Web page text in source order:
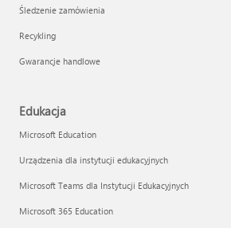
Śledzenie zamówienia
Recykling
Gwarancje handlowe
Edukacja
Microsoft Education
Urządzenia dla instytucji edukacyjnych
Microsoft Teams dla Instytucji Edukacyjnych
Microsoft 365 Education